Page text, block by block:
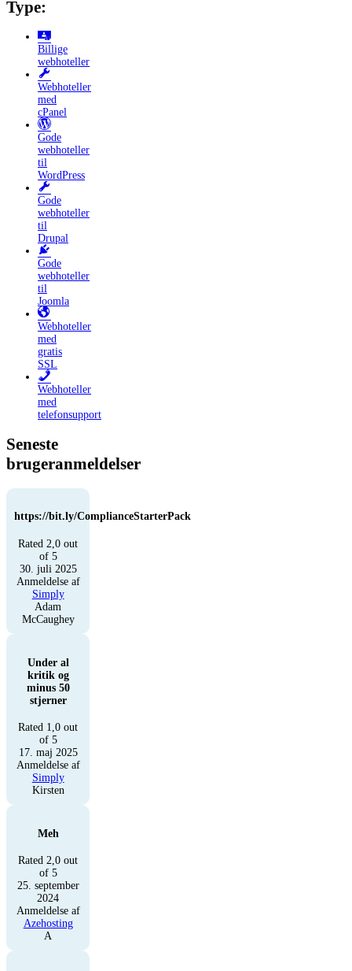
Type:
Billige
webhoteller
Webhoteller
med
cPanel
Gode
webhoteller
til
WordPress
Gode
webhoteller
til
Drupal
Gode
webhoteller
til
Joomla
Webhoteller
med
gratis
SSL
Webhoteller
med
telefonsupport
Seneste
brugeranmeldelser
https://bit.ly/ComplianceStarterPack
Rated 2,0 out
of 5
30. juli 2025
Anmeldelse af
Simply
Adam
McCaughey
Under al
kritik og
minus 50
stjerner
Rated 1,0 out
of 5
17. maj 2025
Anmeldelse af
Simply
Kirsten
Meh
Rated 2,0 out
of 5
25. september
2024
Anmeldelse af
Azehosting
A